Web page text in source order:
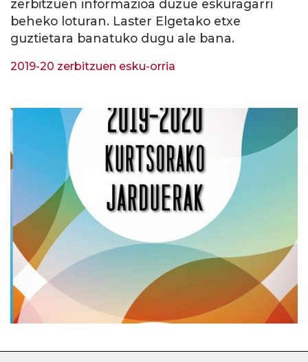
zerbitzuen informazioa duzue eskuragarri
beheko loturan. Laster Elgetako etxe
guztietara banatuko dugu ale bana.
2019-20 zerbitzuen esku-orria